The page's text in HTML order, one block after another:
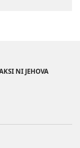
NI JEHOVA